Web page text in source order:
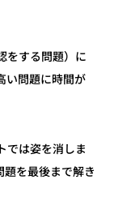
をする問題）に
い問題に時間が
では姿を消しま
題を最後まで解き